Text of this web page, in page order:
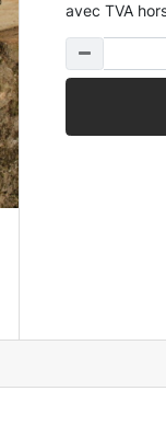
avec TVA